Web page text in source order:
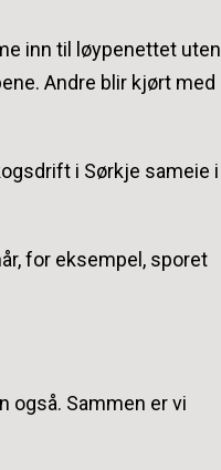
inn til løypenettet uten
Andre blir kjørt med
i Sørkje sameie i
for eksempel, sporet
også. Sammen er vi